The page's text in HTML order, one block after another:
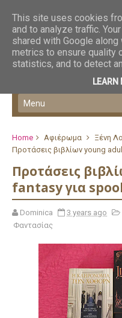
Home Αφιέρωμα Ξένη
Προτάσεις βιβλίων young
Προτάσεις
fantasy για
Dominica 3 years ago
Φαντασίας
This site uses cookies
and to analyze traffic.
shared with Google
metrics to ensure quality
statistics, and to detect
LEARN